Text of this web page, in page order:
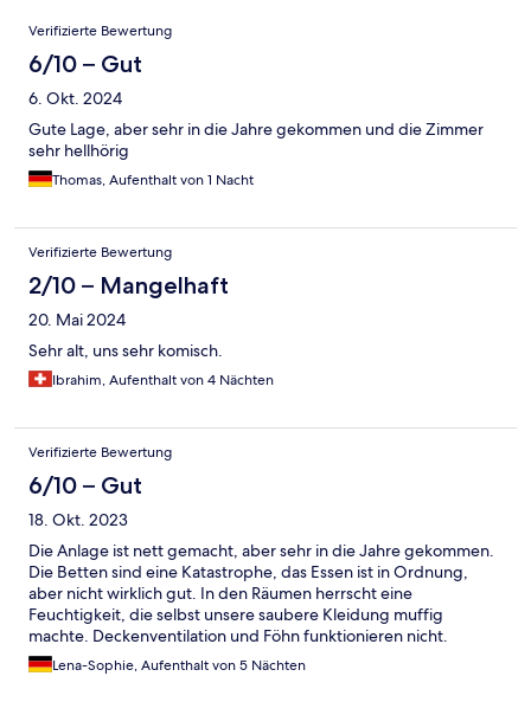
Bewertungen
Verifizierte Bewertung
6/10 – Gut
6. Okt. 2024
Gute Lage, aber sehr in die Jahre gekommen und die Zimmer
sehr hellhörig
Thomas, Aufenthalt von 1 Nacht
Verifizierte Bewertung
2/10 – Mangelhaft
20. Mai 2024
Sehr alt, uns sehr komisch.
Ibrahim, Aufenthalt von 4 Nächten
Verifizierte Bewertung
6/10 – Gut
18. Okt. 2023
Die Anlage ist nett gemacht, aber sehr in die Jahre gekommen.
Die Betten sind eine Katastrophe, das Essen ist in Ordnung,
aber nicht wirklich gut. In den Räumen herrscht eine
Feuchtigkeit, die selbst unsere saubere Kleidung muffig
machte. Deckenventilation und Föhn funktionieren nicht.
Großes Plus sind die Poolanlage und das Personal.
Lena-Sophie, Aufenthalt von 5 Nächten